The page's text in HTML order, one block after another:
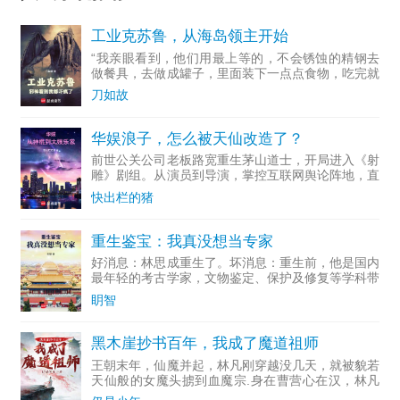
工业克苏鲁，从海岛领主开始
“我亲眼看到，他们用最上等的，不会锈蚀的精钢去
做餐具，去做成罐子，里面装下一点点食物，吃完就
随手扔掉...
刀如故
华娱浪子，怎么被天仙改造了？
前世公关公司老板路宽重生茅山道士，开局进入《射
雕》剧组。从演员到导演，掌控互联网舆论阵地，直
至成为资...
快出栏的猪
重生鉴宝：我真没想当专家
好消息：林思成重生了。坏消息：重生前，他是国内
最年轻的考古学家，文物鉴定、保护及修复等学科带
头人。多...
眀智
黑木崖抄书百年，我成了魔道祖师
王朝末年，仙魔并起，林凡刚穿越没几天，就被貌若
天仙般的女魔头掳到血魔宗.身在曹营心在汉，林凡
一心只想做个好人，无奈常遭人误解，好在他不断通